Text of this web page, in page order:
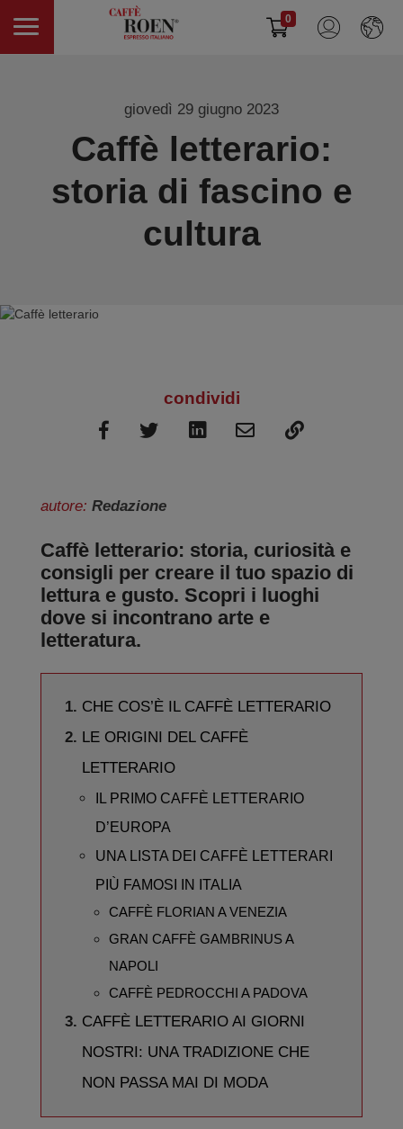
0
giovedì 29 giugno 2023
Caffè letterario:
storia di fascino e
cultura
condividi
autore: Redazione
Caffè letterario: storia, curiosità e
consigli per creare il tuo spazio di
lettura e gusto. Scopri i luoghi
dove si incontrano arte e
letteratura.
CHE COS’È IL CAFFÈ LETTERARIO
LE ORIGINI DEL CAFFÈ
LETTERARIO
IL PRIMO CAFFÈ LETTERARIO
D’EUROPA
UNA LISTA DEI CAFFÈ LETTERARI
PIÙ FAMOSI IN ITALIA
CAFFÈ FLORIAN A VENEZIA
GRAN CAFFÈ GAMBRINUS A
NAPOLI
CAFFÈ PEDROCCHI A PADOVA
CAFFÈ LETTERARIO AI GIORNI
NOSTRI: UNA TRADIZIONE CHE
NON PASSA MAI DI MODA